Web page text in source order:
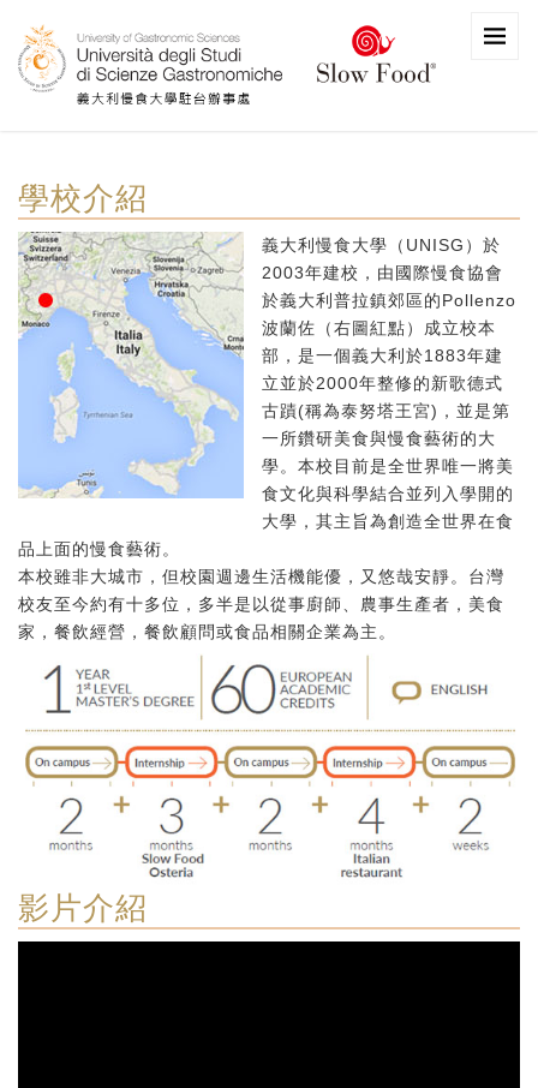
學校介紹
義大利慢食大學（UNISG）於
2003年建校，由國際慢食協會
於義大利普拉鎮郊區的Pollenzo
波蘭佐（右圖紅點）成立校本
部，是一個義大利於1883年建
立並於2000年整修的新歌德式
古蹟(稱為泰努塔王宮)，並是第
一所鑽研美食與慢食藝術的大
學。本校目前是全世界唯一將美
食文化與科學結合並列入學開的
大學，其主旨為創造全世界在食
品上面的慢食藝術。
本校雖非大城市，但校園週邊生活機能優，又悠哉安靜。台灣
校友至今約有十多位，多半是以從事廚師、農事生產者，美食
家，餐飲經營，餐飲顧問或食品相關企業為主。
影片介紹